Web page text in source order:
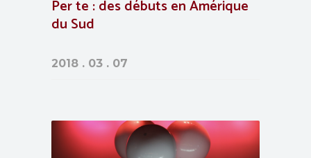
Per te : des débuts en Amérique
du Sud
2018 . 03 . 07